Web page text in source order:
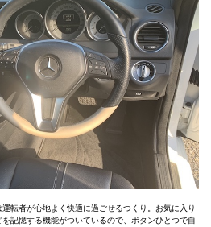
運転者が心地よく快適に過ごせるつくり。お気に入り
記憶する機能がついているので、ボタンひとつで自